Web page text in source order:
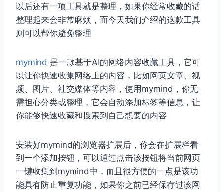
以后还有一项工具就是整理，如果你经常收藏的话
整理起来会非常麻烦，而今天我们介绍的这款工具
则可以帮你避免整理
mymind 是一款基于AI的网络内容收藏工具，它可
以让你快速收集网络上的内容，比如网页文章、视
频、图片、社交媒体等内容，使用mymind，你无
需担心分类或整理，它会自动添加标签等信息，让
你能够快速收藏和搜索到自己想要的内容
安装好mymind的浏览器扩展后，你会在扩展栏看
到一个添加按钮，可以通过点击该按钮将当前网页
一键收集到mymind中，而且很方便的一点是该功
能具有防止重复功能，如果你之前已经保存过该网